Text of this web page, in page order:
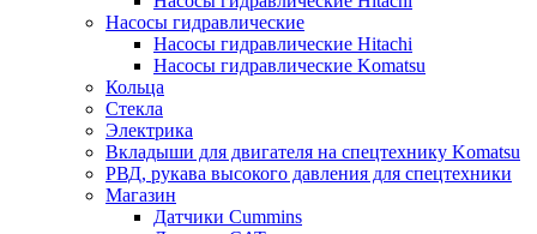
Насосы гидравлические
Насосы гидравлические Hitachi
Насосы гидравлические Komatsu
Кольца
Стекла
Электрика
Вкладыши для двигателя на спецтехнику Komatsu
РВД, рукава высокого давления для спецтехники
Магазин
Датчики Cummins